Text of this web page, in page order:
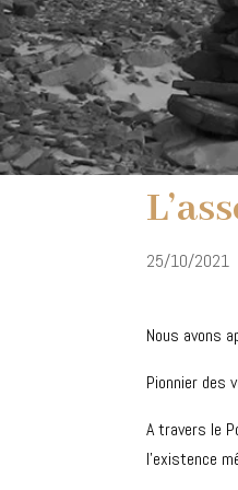
25/10/2021
Nous avons
Pionnier des
A travers le
l’existence